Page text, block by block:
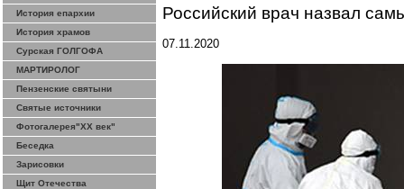
История епархии
История храмов
Сурская ГОЛГОФА
МАРТИРОЛОГ
Пензенские святыни
Святые источники
Фотогалерея"ХХ век"
Беседка
Зарисовки
Щит Отечества
Российский врач назвал
07.11.2020